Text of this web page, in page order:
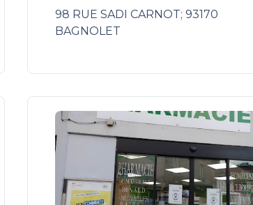
98 RUE SADI CARNOT; 93170
BAGNOLET